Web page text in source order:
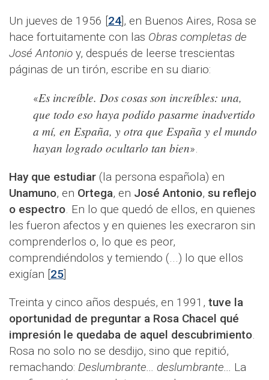
Un jueves de 1956 [24], en Buenos Aires, Rosa se
hace fortuitamente con las Obras completas de
José Antonio y, después de leerse trescientas
páginas de un tirón, escribe en su diario:
«Es increíble. Dos cosas son increíbles: una,
que todo eso haya podido pasarme inadvertido
a mí, en España, y otra que España y el mundo
hayan logrado ocultarlo tan bien».
Hay que estudiar (la persona española) en
Unamuno, en Ortega, en José Antonio, su reflejo
o espectro . En lo que quedó de ellos, en quienes
les fueron afectos y en quienes les execraron sin
comprenderlos o, lo que es peor,
comprendiéndolos y temiendo (...) lo que ellos
exigían [25]
Treinta y cinco años después, en 1991, tuve la
oportunidad de preguntar a Rosa Chacel qué
impresión le quedaba de aquel descubrimiento
Rosa no solo no se desdijo, sino que repitió,
remachando: Deslumbrante... deslumbrante...
La